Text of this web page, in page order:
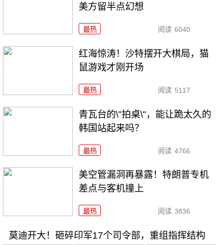
美方留半点幻想
最热 阅读 6040
红海惊涛！沙特摆开大棋局，猫
鼠游戏才刚开场
最热 阅读 5117
青瓦台的\"拍桌\"，能让跪太久的
韩国站起来吗？
最热 阅读 4766
美空管漏洞再暴露！特朗普专机
差点与客机撞上
最热 阅读 3836
莫迪开大！砸碎印军17个司令部，重组指挥结构